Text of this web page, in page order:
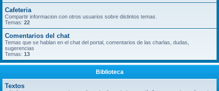
Cafeteria
Compartir informacion con otros usuarios sobre distintos temas.
Temas: 22
Comentarios del chat
Temas que se hablan en el chat del portal, comentarios de las charlas, dudas,
sugerencias
Temas: 13
Biblioteca
Textos